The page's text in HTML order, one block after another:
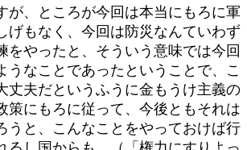
が、ところが今回は本当にもろに軍
げもなく、今回は防災なんていわず
をやったと、そういう意味では今回
うなことであったということで、こ
丈夫だというふうに金もうけ主義の
策にもろに従って、今後ともそれは
うと、こんなことをやっておけば行